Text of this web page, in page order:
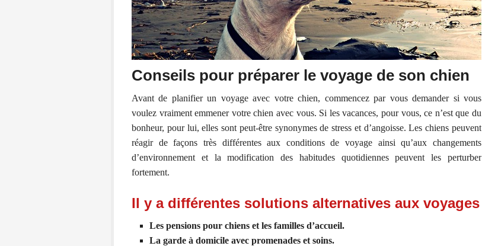
Conseils pour préparer le voyage de son chien
Avant de planifier un voyage avec votre chien, commencez par vous demander si vous
voulez vraiment emmener votre chien avec vous. Si les vacances, pour vous, ce n’est que du
bonheur, pour lui, elles sont peut-être synonymes de stress et d’angoisse. Les chiens peuvent
réagir de façons très différentes aux conditions de voyage ainsi qu’aux changements
d’environnement et la modification des habitudes quotidiennes peuvent les perturber
fortement.
Il y a différentes solutions alternatives aux voyages
Les pensions pour chiens et les familles d’accueil.
La garde à domicile avec promenades et soins.